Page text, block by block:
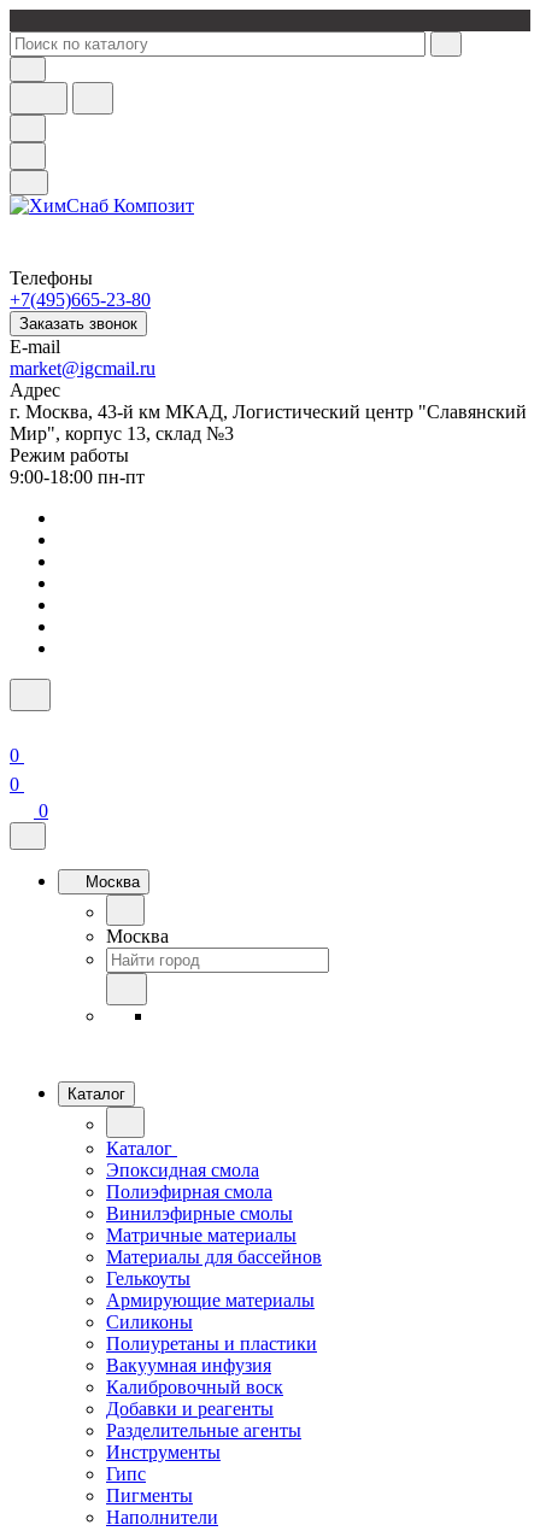
Телефоны
+7(495)665-23-80
Заказать звонок
E-mail
market@igcmail.ru
Адрес
г. Москва, 43-й км МКАД, Логистический центр "Славянский
Мир", корпус 13, склад №3
Режим работы
9:00-18:00 пн-пт
0
0
0
Москва
Москва
Каталог
Каталог
Эпоксидная смола
Полиэфирная смола
Винилэфирные смолы
Матричные материалы
Материалы для бассейнов
Гелькоуты
Армирующие материалы
Силиконы
Полиуретаны и пластики
Вакуумная инфузия
Калибровочный воск
Добавки и реагенты
Разделительные агенты
Инструменты
Гипс
Пигменты
Наполнители